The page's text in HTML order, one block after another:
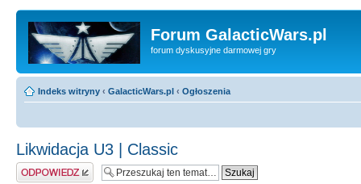
Forum GalacticWars.pl
forum dyskusyjne darmowej gry
Indeks witryny ‹ GalacticWars.pl ‹ Ogłoszenia
Likwidacja U3 | Classic
Odpowiedz